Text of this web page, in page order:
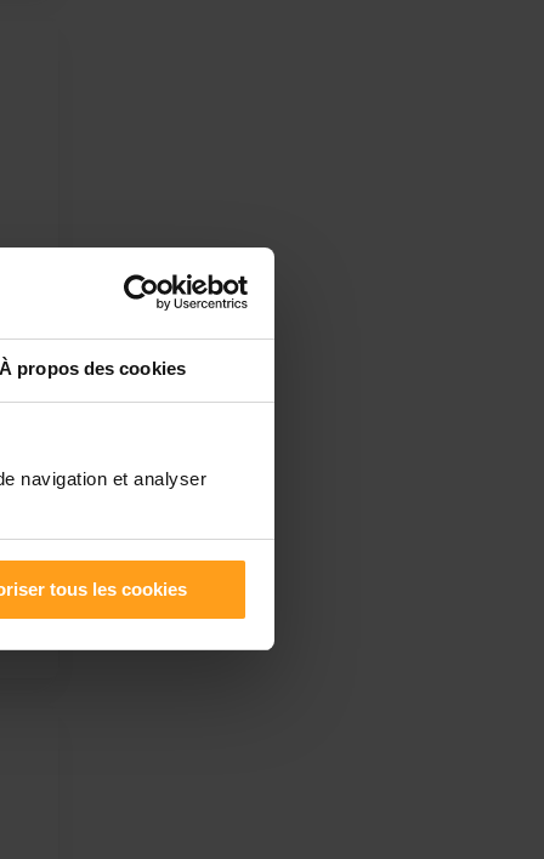
À propos des cookies
navigation et analyser
tous les cookies
leur